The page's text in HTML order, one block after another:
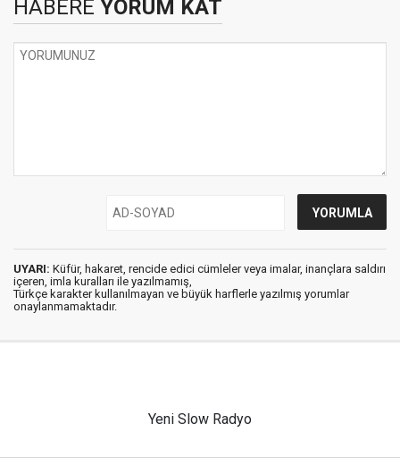
HABERE YORUM KAT
UYARI: Küfür, hakaret, rencide edici cümleler veya imalar, inançlara saldırı
içeren, imla kuralları ile yazılmamış,
Türkçe karakter kullanılmayan ve büyük harflerle yazılmış yorumlar
onaylanmamaktadır.
Yeni Slow Radyo